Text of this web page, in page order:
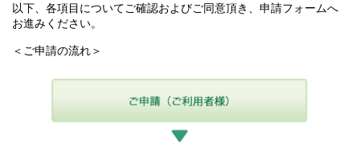
以下、各項目についてご確認およびご同意頂き、申請フォームへ
お進みください。
＜ご申請の流れ＞